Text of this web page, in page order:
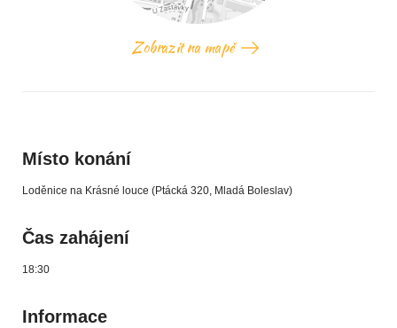
Zobrazit na mapě
Místo konání
Loděnice na Krásné louce (Ptácká 320, Mladá Boleslav)
Čas zahájení
18:30
Informace